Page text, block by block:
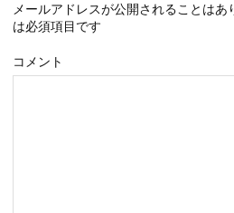
メールアドレスが公開されることはあ
は必須項目です
コメント